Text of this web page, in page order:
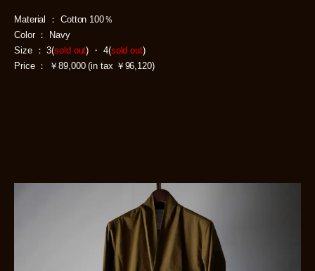
Material ： Cotton 100％
Color ： Navy
Size ： 3(sold out) ・ 4(sold out)
Price ： ￥89,000 (in tax ￥96,120)